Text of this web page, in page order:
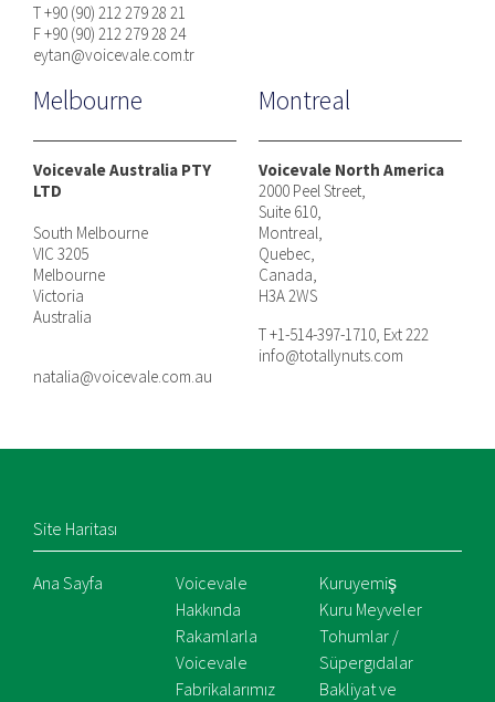
T +90 (90) 212 279 28 21
F +90 (90) 212 279 28 24
eytan@voicevale.com.tr
Melbourne
Voicevale Australia PTY
LTD
South Melbourne
VIC 3205
Melbourne
Victoria
Australia
natalia@voicevale.com.au
Montreal
Voicevale North America
2000 Peel Street,
Suite 610,
Montreal,
Quebec,
Canada,
H3A 2WS
T +1-514-397-1710, Ext 222
info@totallynuts.com
Site Haritası
Ana Sayfa
Voicevale
Hakkında
Rakamlarla
Voicevale
Fabrikalarımız
Kuruyemiş
Kuru Meyveler
Tohumlar /
Süpergıdalar
Bakliyat ve